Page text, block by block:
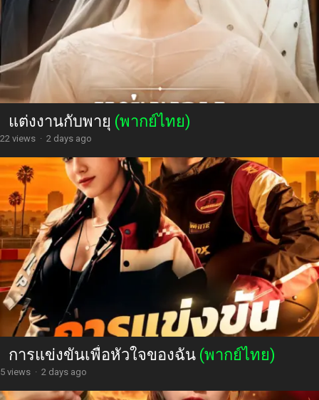
แต่งงานกับพายุ (พากย์ไทย)
22 views · 2 days ago
การแข่งขันเพื่อหัวใจของฉัน (พากย์ไทย)
5 views · 2 days ago